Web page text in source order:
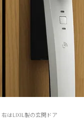
はLIXIL製の玄関ドア